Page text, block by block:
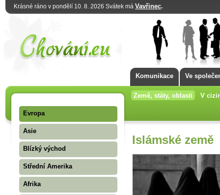
Krásné ráno v pondělí 10. 8. 2026 Svátek má Vavřinec.
Komunikace Ve
Země, státy, oblasti V
Evropa
Asie
Blízký východ
Střední Amerika
Afrika
Islámské země